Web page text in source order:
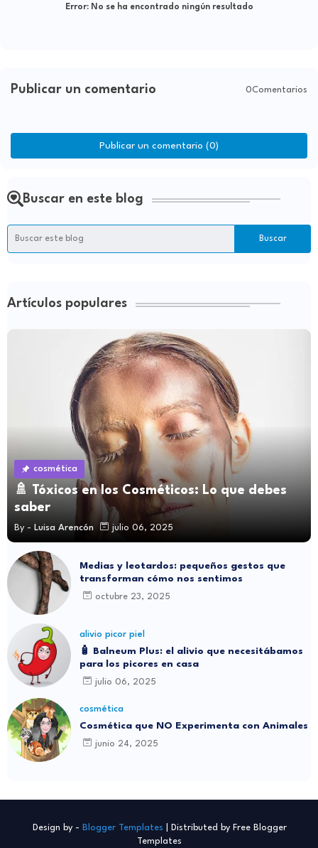
Error:No se ha encontrado ningún resultado
Publicar un comentario 0Comentarios
Publicar un comentario (0)
Buscar en este blog
Artículos populares
cosmética
🚿 Tóxicos en los Cosméticos: Lo que debes
saber
By - Luisa Arencón julio 06, 2025
Medias y leotardos: pequeños gestos que
transforman cómo nos sentimos
octubre 23, 2025
alivio picor piel
🧴 Balneum Plus: el alivio que necesitábamos
para los picores en casa
julio 06, 2025
cosmética
Cosmética que NO Experimenta con Animales
junio 24, 2025
Design by - Blogger Templates | Distributed by Free Blogger
Templates